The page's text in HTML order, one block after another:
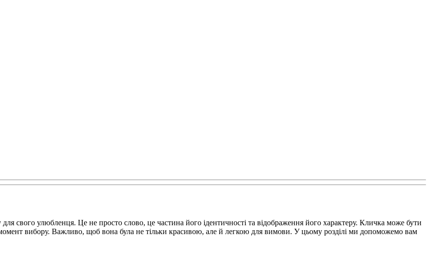
свого улюбленця. Це не просто слово, це частина його ідентичності та відображення його характеру. Кличка може бути
вибору. Важливо, щоб вона була не тільки красивою, але й легкою для вимови. У цьому розділі ми допоможемо вам